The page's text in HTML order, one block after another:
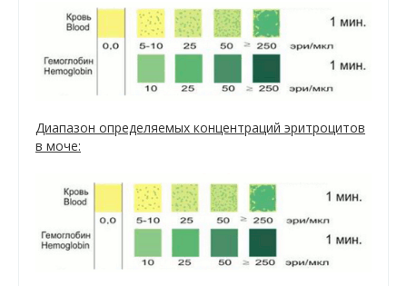
Диапазон определяемых концентраций эритроцитов
в моче: